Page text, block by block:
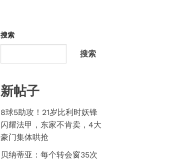
搜索
搜索
新帖子
8球5助攻！21岁比利时妖锋
闪耀法甲，东家不肯卖，4大
豪门集体哄抢
贝纳蒂亚：每个转会窗35次